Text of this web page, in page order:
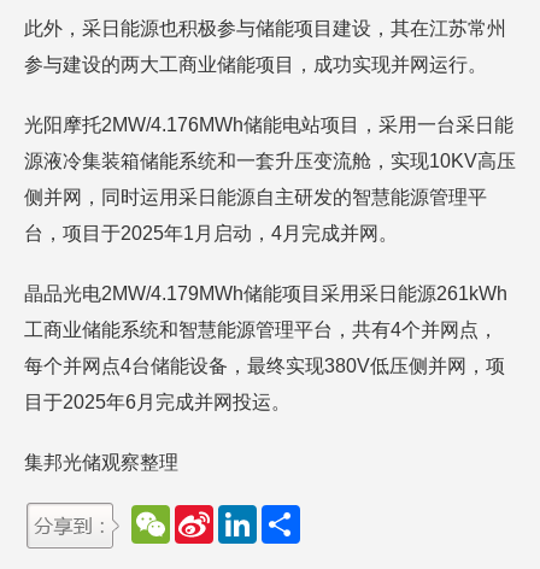
此外，采日能源也积极参与储能项目建设，其在江苏常州
参与建设的两大工商业储能项目，成功实现并网运行。
光阳摩托2MW/4.176MWh储能电站项目，采用一台采日能
源液冷集装箱储能系统和一套升压变流舱，实现10KV高压
侧并网，同时运用采日能源自主研发的智慧能源管理平
台，项目于2025年1月启动，4月完成并网。
晶品光电2MW/4.179MWh储能项目采用采日能源261kWh
工商业储能系统和智慧能源管理平台，共有4个并网点，
每个并网点4台储能设备，最终实现380V低压侧并网，项
目于2025年6月完成并网投运。
集邦光储观察整理
W
e
S
L